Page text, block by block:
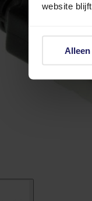
website